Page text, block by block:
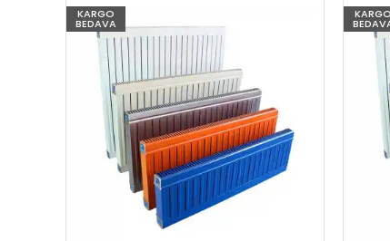
KARGO
BEDAVA
KARGO